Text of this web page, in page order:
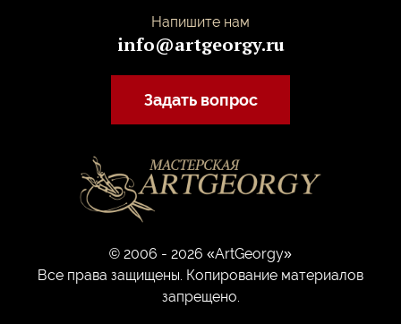
© 2006 - 2026 «ArtGeorgy»
Все права защищены. Копирование материалов
запрещено.
Напишите нам
info@artgeorgy.ru
Задать вопрос